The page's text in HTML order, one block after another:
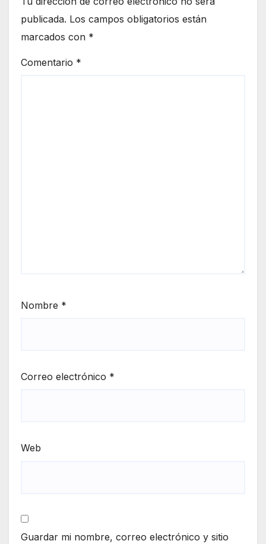
publicada. Los campos obligatorios están
marcados con *
Comentario *
Nombre *
Correo electrónico *
Web
Guardar mi nombre, correo electrónico y sitio